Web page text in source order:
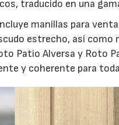
traducido en una
manillas para
estrecho, así
Patio Alversa y Roto
y coherente para